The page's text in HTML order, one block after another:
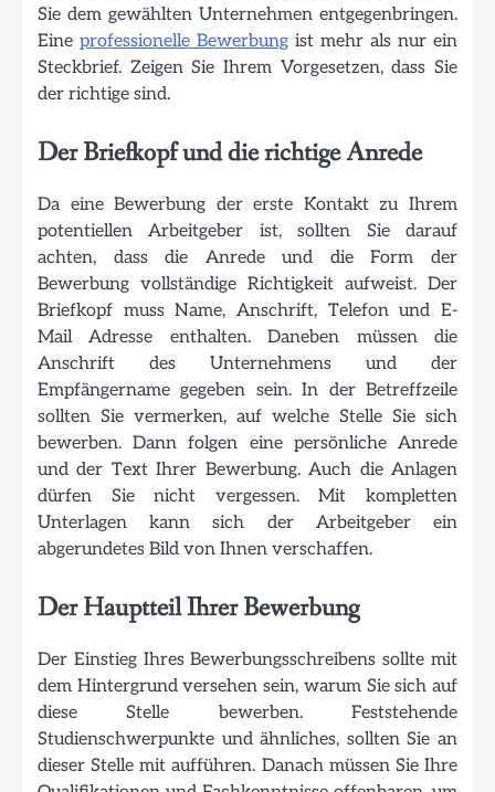
Sie dem gewählten Unternehmen entgegenbringen.
Eine professionelle Bewerbung ist mehr als nur ein
Steckbrief. Zeigen Sie Ihrem Vorgesetzen, dass Sie
der richtige sind.
Der Briefkopf und die richtige Anrede
Da eine Bewerbung der erste Kontakt zu Ihrem
potentiellen Arbeitgeber ist, sollten Sie darauf
achten, dass die Anrede und die Form der
Bewerbung vollständige Richtigkeit aufweist. Der
Briefkopf muss Name, Anschrift, Telefon und E-
Mail Adresse enthalten. Daneben müssen die
Anschrift des Unternehmens und der
Empfängername gegeben sein. In der Betreffzeile
sollten Sie vermerken, auf welche Stelle Sie sich
bewerben. Dann folgen eine persönliche Anrede
und der Text Ihrer Bewerbung. Auch die Anlagen
dürfen Sie nicht vergessen. Mit kompletten
Unterlagen kann sich der Arbeitgeber ein
abgerundetes Bild von Ihnen verschaffen.
Der Hauptteil Ihrer Bewerbung
Der Einstieg Ihres Bewerbungsschreibens sollte mit
dem Hintergrund versehen sein, warum Sie sich auf
diese Stelle bewerben. Feststehende
Studienschwerpunkte und ähnliches, sollten Sie an
dieser Stelle mit aufführen. Danach müssen Sie Ihre